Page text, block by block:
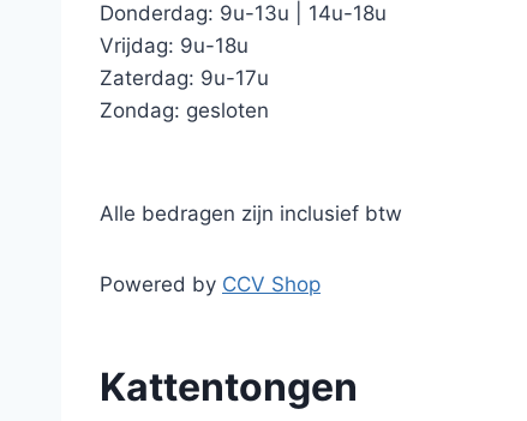
Donderdag: 9u-13u | 14u-18u
Vrijdag: 9u-18u
Zaterdag: 9u-17u
Zondag: gesloten
Alle bedragen zijn inclusief btw
Powered by CCV Shop
Kattentongen